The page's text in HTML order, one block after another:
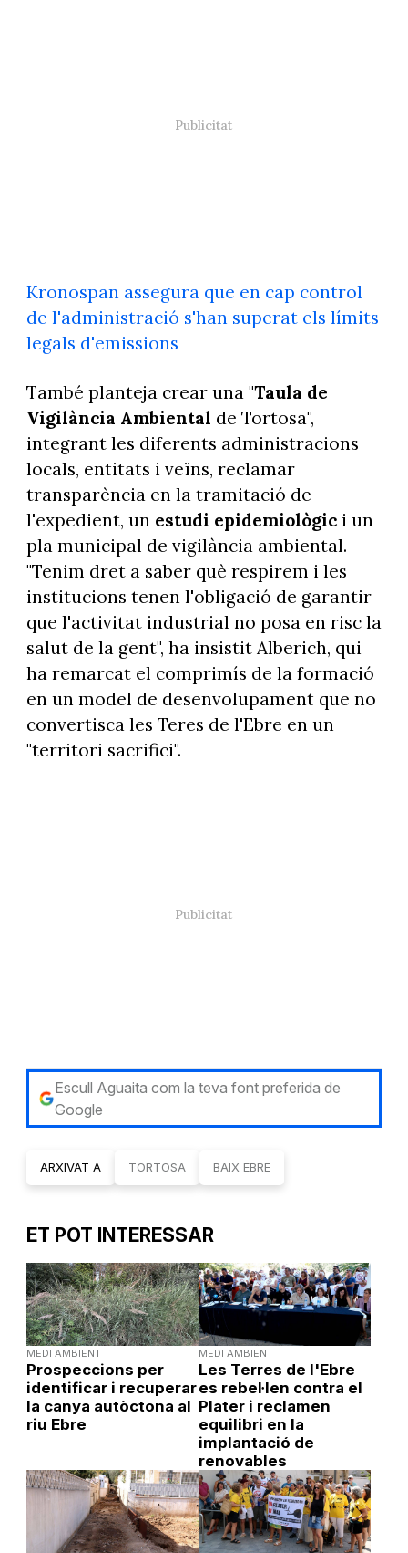
Kronospan assegura que en cap control
de l'administració s'han superat els límits
legals d'emissions
També planteja crear una "Taula de
Vigilància Ambiental de Tortosa",
integrant les diferents administracions
locals, entitats i veïns, reclamar
transparència en la tramitació de
l'expedient, un estudi epidemiològici un
pla municipal de vigilància ambiental.
"Tenim dret a saber què respirem i les
institucions tenen l'obligació de garantir
que l'activitat industrial no posa en risc la
salut de la gent", ha insistit Alberich, qui
ha remarcat el comprimís de la formació
en un model de desenvolupament que no
convertisca les Teres de l'Ebre en un
"territori sacrifici".
Escull Aguaita com la teva font preferida de
Google
ARXIVAT A TORTOSA BAIX EBRE
ET POT INTERESSAR
MEDI AMBIENT
Prospeccions per
identificar i recuperar
la canya autòctona al
riu Ebre
MEDI AMBIENT
Les Terres de l'Ebre
es rebel·len contra el
Plater i reclamen
equilibri en la
implantació de
renovables